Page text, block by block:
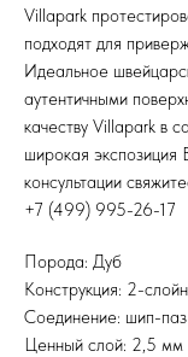
Villapark
подходят для
Идеальное
аутентичными
качеству Villapark в
широкая
консультации
+7 (499) 995-26-17
Порода: Дуб
Конструкция: 2-
Соединение: шип-паз
Ценный слой: 2,5 мм